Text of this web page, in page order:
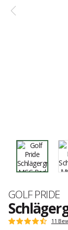
Marke
GOLF PRIDE
Note:
11